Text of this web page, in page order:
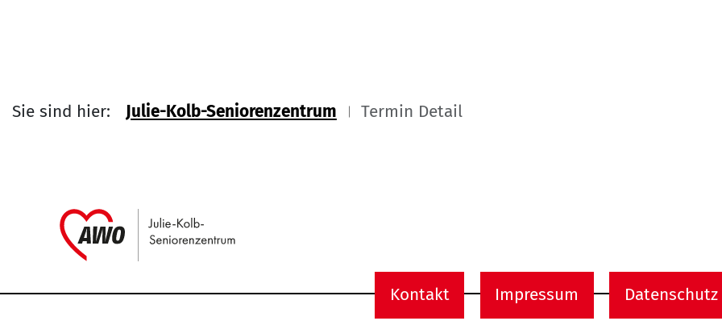
Sie sind hier: Julie-Kolb-Seniorenzentrum Termin Detail
Kontakt Impressum Datenschutz